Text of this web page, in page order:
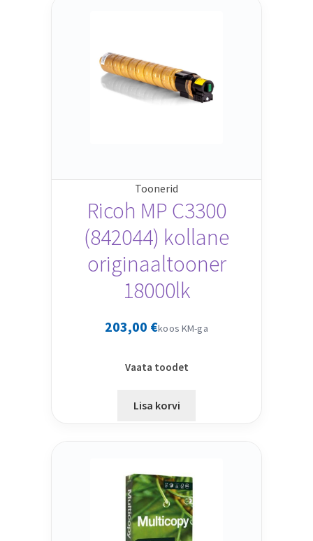
Toonerid
Ricoh MP C3300
(842044) kollane
originaaltooner
18000lk
203,00 €koos KM-ga
Vaata toodet
Lisa korvi